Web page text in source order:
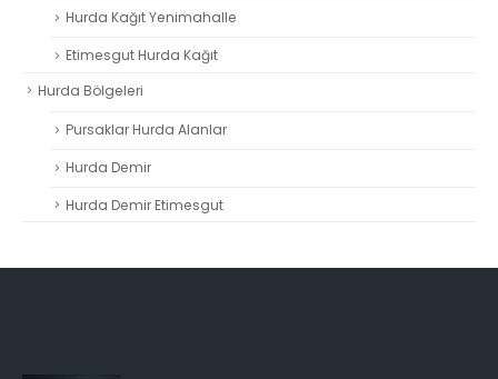
Hurda Kağıt Yenimahalle
Etimesgut Hurda Kağıt
Hurda Bölgeleri
Pursaklar Hurda Alanlar
Hurda Demir
Hurda Demir Etimesgut